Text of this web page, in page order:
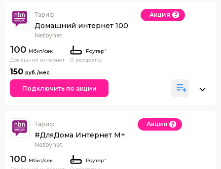
Тариф
Домашний интернет 100
Netbynet
Акция
100
Домашний интернет
Роутер*
В рассрочку
150
Подключить по акции
Тариф
#ДляДома Интернет М+
Netbynet
Акция
100 Роутер*